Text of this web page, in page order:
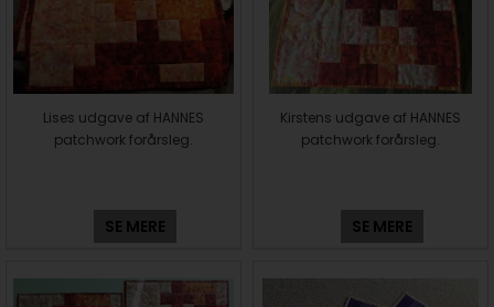
Lises udgave af HANNES
patchwork forårsleg.
SE MERE
Kirstens udgave af HANNES
patchwork forårsleg.
SE MERE